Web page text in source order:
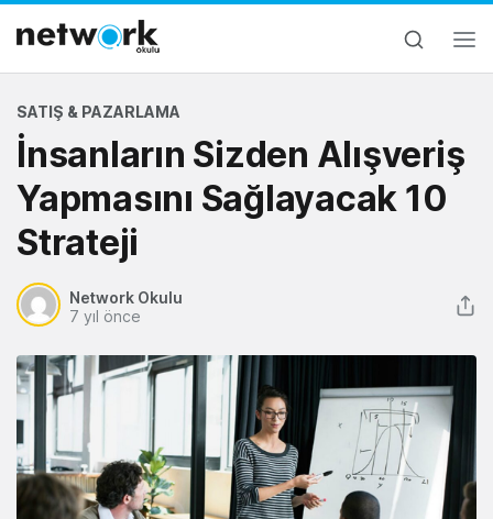
SATIŞ & PAZARLAMA
İnsanların Sizden Alışveriş
Yapmasını Sağlayacak 10
Strateji
Network Okulu
7 yıl önce